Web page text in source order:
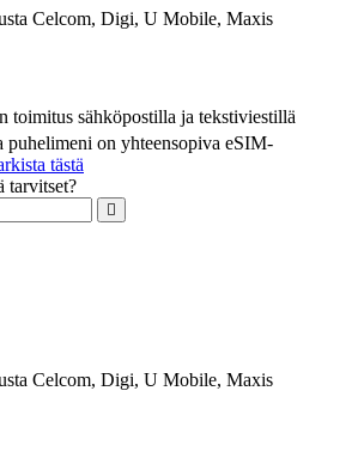
Celcom, Digi, U Mobile, Maxis
toimitus sähköpostilla ja tekstiviestillä
puhelimeni on yhteensopiva eSIM-
tästä
tarvitset?
Celcom, Digi, U Mobile, Maxis